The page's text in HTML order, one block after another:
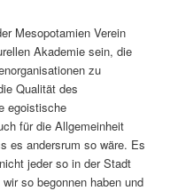
Mesopotamien Verein
Akademie sein, die
zu
Qualität des
egoistische
für die Allgemeinheit
es andersrum so wäre. Es
jeder so in der Stadt
so begonnen haben und